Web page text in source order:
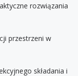
rozwiązania
przestrzeni w
składania i